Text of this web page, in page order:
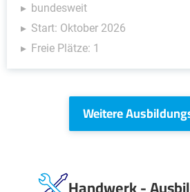
bundesweit
Start: Oktober 2026
Freie Plätze: 1
Weitere